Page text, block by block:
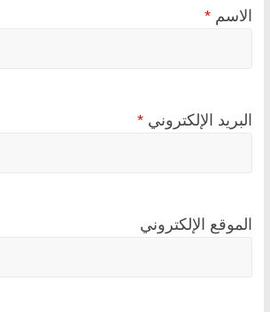
الاسم *
البريد الإلكتروني *
الموقع الإلكتروني